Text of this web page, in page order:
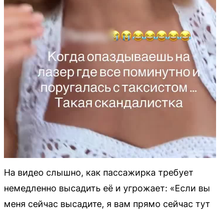
На видео слышно, как пассажирка требует
немедленно высадить её и угрожает: «Если вы
меня сейчас высадите, я вам прямо сейчас тут